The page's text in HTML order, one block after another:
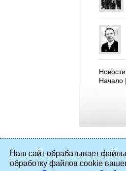
Начало
2002 - 2026
Наш сайт обрабатывает
обработку файлов cookie